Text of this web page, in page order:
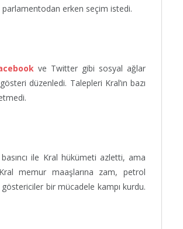
parlamentodan erken seçim istedi.
ve Twitter gibi sosyal ağlar
düzenledi. Talepleri Kral’ın bazı
ile Kral hükümeti azletti, ama
memur maaşlarına zam, petrol
bir mücadele kampı kurdu.